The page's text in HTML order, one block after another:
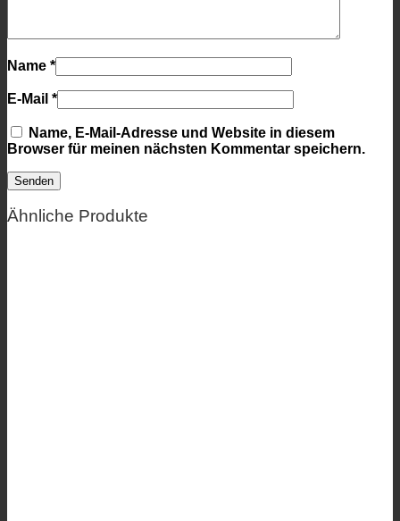
Name *
E-Mail *
Name, E-Mail-Adresse und Website in diesem
Browser für meinen nächsten Kommentar speichern.
Ähnliche Produkte